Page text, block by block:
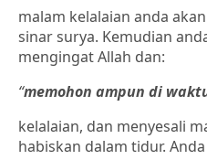
malam kelalaian anda
sinar surya. Kemudian
mengingat Allah dan:
“memohon ampun di
kelalaian, dan menyesali
habiskan dalam tidur.